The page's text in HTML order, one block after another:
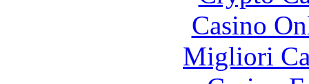
Casino
Migliori